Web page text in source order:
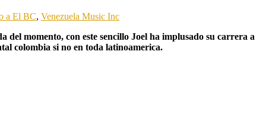
a El BC, Venezuela Music Inc
momento, con este sencillo Joel ha implusado su carrera a
colombia si no en toda latinoamerica.